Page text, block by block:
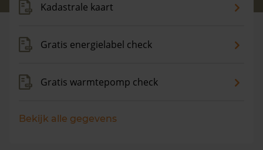
Kadastrale kaart
Gratis energielabel check
Gratis warmtepomp check
Bekijk alle gegevens